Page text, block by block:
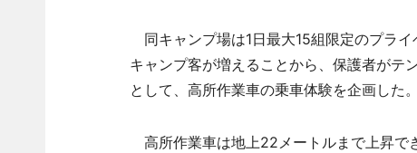
同キャンプ場は1日最大15組限定のプラ
キャンプ客が増えることから、保護者がテ
として、高所作業車の乗車体験を企画した。
高所作業車は地上22メートルまで上昇で